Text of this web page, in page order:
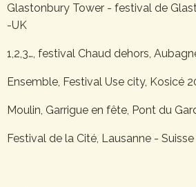
Glastonbury Tower - festival de
-UK
1,2,3…, festival Chaud dehors,
Ensemble, Festival Use city, Kosicé
Moulin, Garrigue en fête, Pont du
Festival de la Cité, Lausanne - Suisse